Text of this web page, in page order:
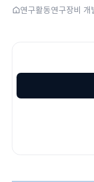
홈
연구활동연구장비 개